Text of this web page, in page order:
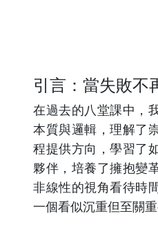
引言：當失敗不
在過去的八堂課中，
本質與邏輯，理解了
程提供方向，學習了
夥伴，培養了擁抱變
非線性的視角看待時
一個看似沉重但至關